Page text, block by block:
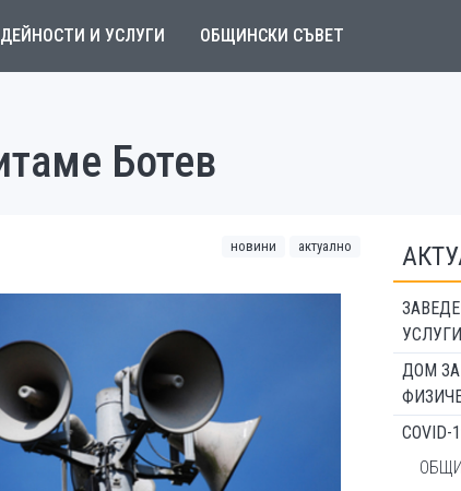
ДЕЙНОСТИ И УСЛУГИ ОБЩИНСКИ СЪВЕТ
Ботев
новини актуално
УСЛУГИ
ДОМ
COVID-